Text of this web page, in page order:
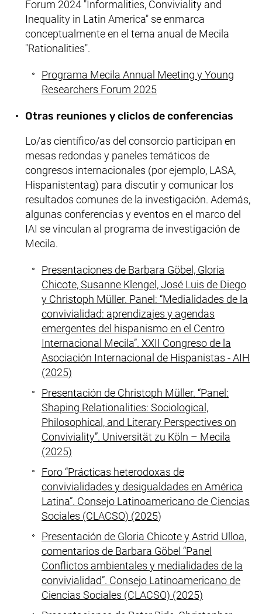
Forum 2024 "Informalities, Conviviality and
Inequality in Latin America" se enmarca
conceptualmente en el tema anual de Mecila
"Rationalities".
Programa Mecila Annual Meeting y Young
Researchers Forum 2025
Otras reuniones y cliclos de conferencias
Lo/as científico/as del consorcio participan en
mesas redondas y paneles temáticos de
congresos internacionales (por ejemplo, LASA,
Hispanistentag) para discutir y comunicar los
resultados comunes de la investigación. Además,
algunas conferencias y eventos en el marco del
IAI se vinculan al programa de investigación de
Mecila.
Presentaciones de Barbara Göbel, Gloria
Chicote, Susanne Klengel, José Luis de Diego
y Christoph Müller. Panel: “Medialidades de la
convivialidad: aprendizajes y agendas
emergentes del hispanismo en el Centro
Internacional Mecila”. XXII Congreso de la
Asociación Internacional de Hispanistas - AIH
(2025)
Presentación de Christoph Müller. “Panel:
Shaping Relationalities: Sociological,
Philosophical, and Literary Perspectives on
Conviviality”. Universität zu Köln – Mecila
(2025)
Foro “Prácticas heterodoxas de
convivialidades y desigualdades en América
Latina”. Consejo Latinoamericano de Ciencias
Sociales (CLACSO) (2025)
Presentación de Gloria Chicote y Astrid Ulloa,
comentarios de Barbara Göbel “Panel
Conflictos ambientales y medialidades de la
convivialidad”. Consejo Latinoamericano de
Ciencias Sociales (CLACSO) (2025)